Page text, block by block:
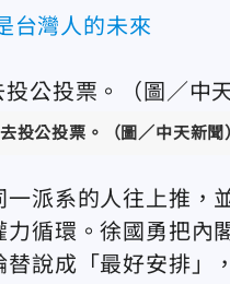
台灣人的未來
投公投票。（圖／中天新聞
派系的人往上推，
循環。徐國勇把內
說成「最好安排」